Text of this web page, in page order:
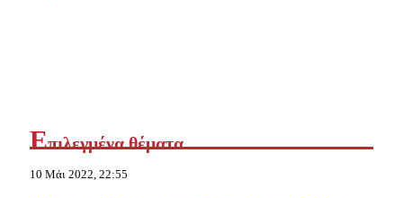
Επιλεγμένα θέματα
10 Μάι 2022, 22:55